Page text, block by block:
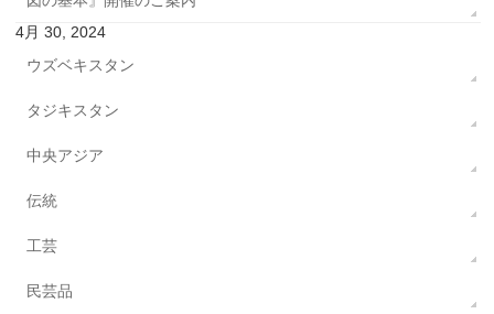
4月 30, 2024
ウズベキスタン
タジキスタン
中央アジア
伝統
工芸
民芸品